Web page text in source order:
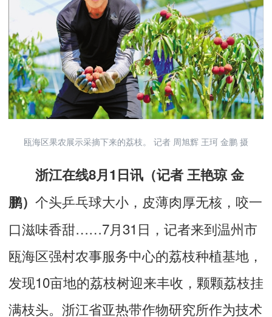
瓯海区果农展示采摘下来的荔枝。 记者 周旭辉 王珂 金鹏 摄
浙江在线8月1日讯（记者 王艳琼 金
鹏） 个头乒乓球大小，皮薄肉厚无核，咬一
口滋味香甜……7月31日，记者来到温州市
瓯海区强村农事服务中心的荔枝种植基地，
发现10亩地的荔枝树迎来丰收，颗颗荔枝挂
满枝头。浙江省亚热带作物研究所作为技术